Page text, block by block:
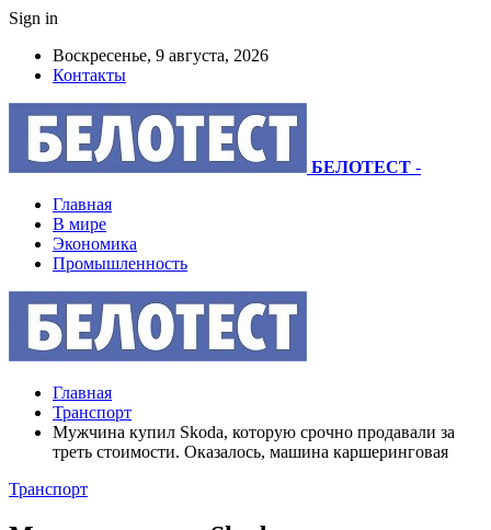
Sign in
Воскресенье, 9 августа, 2026
Контакты
БЕЛОТЕСТ -
Главная
В мире
Экономика
Промышленность
Главная
Транспорт
Мужчина купил Skoda, которую срочно продавали за
треть стоимости. Оказалось, машина каршеринговая
Транспорт